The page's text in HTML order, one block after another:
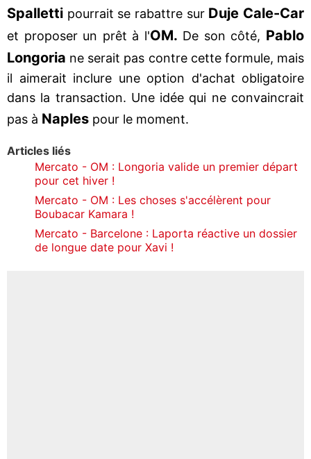
Spalletti pourrait se rabattre sur Duje Cale-Car
et proposer un prêt à l'OM. De son côté, Pablo
Longoria ne serait pas contre cette formule, mais
il aimerait inclure une option d'achat obligatoire
dans la transaction. Une idée qui ne convaincrait
pas à Naples pour le moment.
Articles liés
Mercato - OM : Longoria valide un premier départ
pour cet hiver !
Mercato - OM : Les choses s'accélèrent pour
Boubacar Kamara !
Mercato - Barcelone : Laporta réactive un dossier
de longue date pour Xavi !